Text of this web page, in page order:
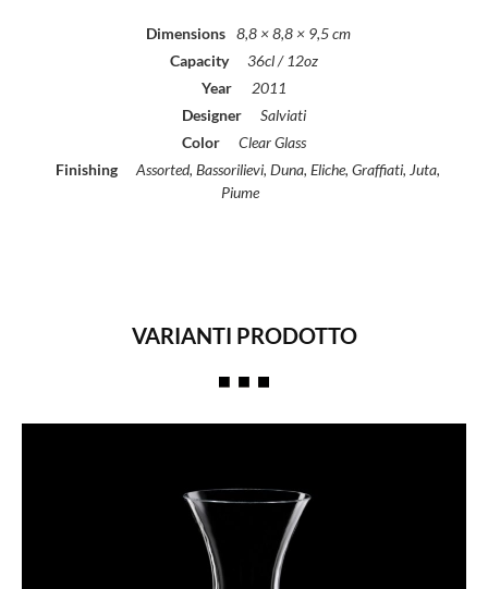
Dimensions
8,8 × 8,8 × 9,5 cm
Capacity
36cl / 12oz
Year
2011
Designer
Salviati
Color
Clear Glass
Finishing
Assorted, Bassorilievi, Duna, Eliche, Graffiati, Juta,
Piume
VARIANTI PRODOTTO